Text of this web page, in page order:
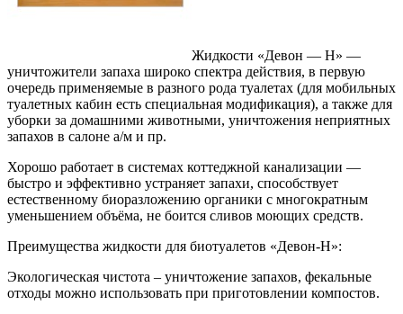
Жидкости «Девон — Н» —
уничтожители запаха широко спектра действия, в первую
очередь применяемые в разного рода туалетах (для мобильных
туалетных кабин есть специальная модификация), а также для
уборки за домашними животными, уничтожения неприятных
запахов в салоне а/м и пр.
Хорошо работает в системах коттеджной канализации —
быстро и эффективно устраняет запахи, способствует
естественному биоразложению органики с многократным
уменьшением объёма, не боится сливов моющих средств.
Преимущества жидкости для биотуалетов «Девон-Н»:
Экологическая чистота – уничтожение запахов, фекальные
отходы можно использовать при приготовлении компостов.